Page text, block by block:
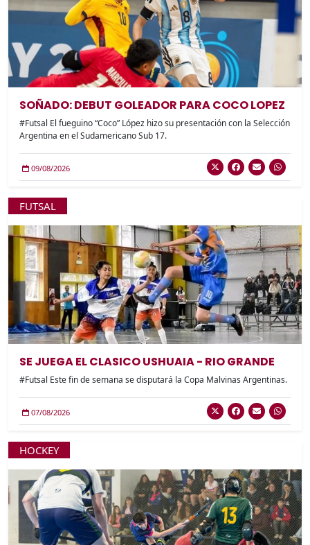
SOÑADO: DEBUT GOLEADOR PARA COCO LOPEZ
#Futsal El fueguino “Coco” López hizo su presentación con la Selección
Argentina en el Sudamericano Sub 17.
09/08/2026
FUTSAL
SE JUEGA EL CLASICO USHUAIA - RIO GRANDE
#Futsal Este fin de semana se disputará la Copa Malvinas Argentinas.
07/08/2026
HOCKEY